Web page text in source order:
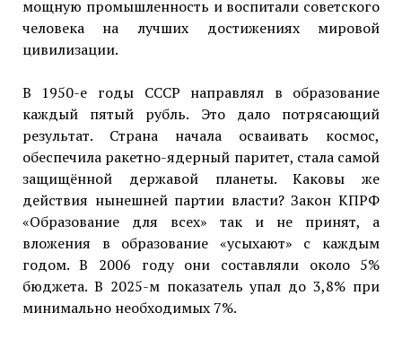
мощную промышленность и воспитали советского
человека на лучших достижениях мировой
цивилизации.
В 1950-е годы СССР направлял в образование
каждый пятый рубль. Это дало потрясающий
результат. Страна начала осваивать космос,
обеспечила ракетно-ядерный паритет, стала самой
защищённой державой планеты. Каковы же
действия нынешней партии власти? Закон КПРФ
«Образование для всех» так и не принят, а
вложения в образование «усыхают» с каждым
годом. В 2006 году они составляли около 5%
бюджета. В 2025-м показатель упал до 3,8% при
минимально необходимых 7%.